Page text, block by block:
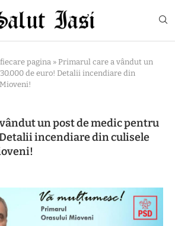
pagina » Primarul care a vândut un
de euro! Detalii incendiare din
un post de medic pentru
incendiare din culisele